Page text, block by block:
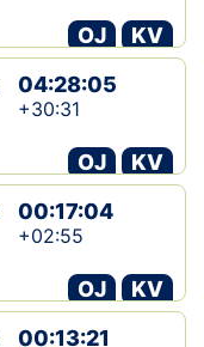
OJ
KV
04:28:05
+30:31
OJ
KV
00:17:04
+02:55
OJ
KV
00:13:21